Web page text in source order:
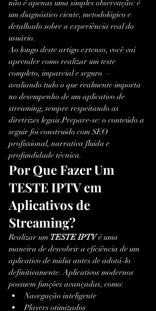
não é apenas uma simples observação: é
um diagnóstico ciente, metodológico e
detalhado sobre a experiência real do
usuário.
Ao longo deste artigo extenso, você vai
aprender como realizar um teste
completo, imparcial e seguro —
avaliando tudo o que realmente importa
no desempenho de um aplicativo de
streaming, sempre respeitando as
diretrizes legais.Prepare-se: o conteúdo a
seguir foi construído com SEO
profissional, narrativa fluida e
profundidade técnica.
Por Que Fazer Um
TESTE IPTV em
Aplicativos de
Streaming?
Realizar um TESTE IPTV é uma
maneira de descobrir a eficiência de um
aplicativo de mídia antes de adotá-lo
definitivamente. Aplicativos modernos
possuem funções avançadas, como:
Navegação inteligente
Players otimizados